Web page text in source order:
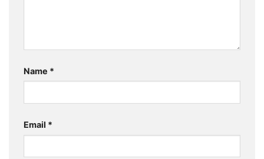
Name *
Email *